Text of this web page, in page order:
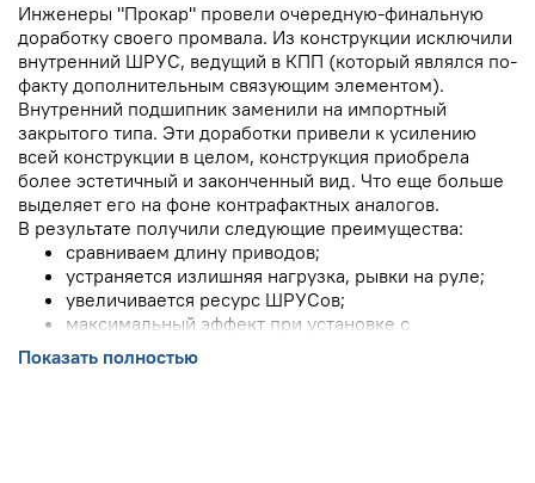
Инженеры "Прокар" провели очередную-финальную
доработку своего промвала. Из конструкции исключили
внутренний ШРУС, ведущий в КПП (который являлся по-
факту дополнительным связующим элементом).
Внутренний подшипник заменили на импортный
закрытого типа. Эти доработки привели к усилению
всей конструкции в целом, конструкция приобрела
более эстетичный и законченный вид. Что еще больше
выделяет его на фоне контрафактных аналогов.
В результате получили следующие преимущества:
сравниваем длину приводов;
устраняется излишняя нагрузка, рывки на руле;
увеличивается ресурс ШРУСов;
максимальный эффект при установке с
любителям заниженной и пневмоподвески к
Показать полностью